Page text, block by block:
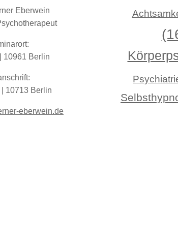
Eberwein
10961 Berlin
10713 Berlin
eberwein.de